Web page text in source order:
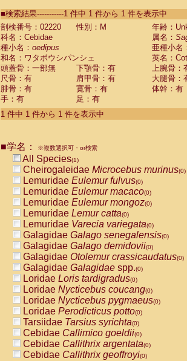
CebidaeSaguinus labiatus(0)
Cebidae Saguinus leucopus (0)
Cebidae
Cebidae
CebidaeSaguinus nigricollis (0)
Cebidae Saguinus oedipus
Cebidae Saguinus weddelli
Cebidae Saguinusspp.
Cebidae Aotus trivirgatus
Cebidae Cebus albifrons
CebidaeCebus nigrivittatus
CebidaeCebus
CebidaeSaimiri boliviensis(0)
CebidaeSaimiri sciureus(0)
AtelidaeAlouatta caraya(0)
AtelidaeAlouatta fusca(0)
AtelidaeAlouatta seniculus
AtelidaeAlouattaspp.(0)
AtelidaeAteles belzebuth(0)
AtelidaeAteles geoffroyi(0)
AtelidaeAteles paniscus(0)
AtelidaeAtelesspp.(0)
Atelidae Lagothrix lagothricha
AtelidaeLagothrix lagothricha cana
PitheciidaeCacajao calvus
PitheciidaeCallicebus cupreus
PitheciidaeCallicebus donacophilus
PitheciidaeCallicebus moloch
PitheciidaeCallicebus torquatus
PitheciidaeCallicebusspp.(0)
■検索結果-----------1 件中 1 件から 1 件を表示中
剖検番号：02220
性別：M
年齢：
科名：Cebidae
属名：
種小名： oedipus
亜種小名
和名：ワタボウシパンシェ
英名：
頭蓋骨：一部無
下顎骨：有
上腕骨：
尺骨：有
肩甲骨：有
大腿骨：
腓骨：有
寛骨：有
体幹：有
手：有
足：有
1 件中 1 件から 1 件を表示中
■学名： ※複数選択可・or検索
All Species(1)
Cheirogaleidae Microcebus murinus(0)
Lemuridae Eulemur fulvus(0)
Lemuridae Eulemur macaco(0)
Lemuridae Eulemur mongoz(0)
Lemuridae Lemur catta(0)
Lemuridae Varecia variegata(0)
Galagidae Galago senegalensis(0)
Galagidae Galago demidovii(0)
Galagidae Otolemur crassicaudatus(0)
Galagidae Galagidae spp.(0)
Loridae Loris tardigradus(0)
Loridae Nycticebus coucang(0)
Loridae Nycticebus pygmaeus(0)
Loridae Perodicticus potto(0)
Tarsiidae Tarsius syrichta(0)
Cebidae Callimico goeldii(0)
Cebidae Callithrix argentata(0)
Cebidae Callithrix geoffroyi(0)